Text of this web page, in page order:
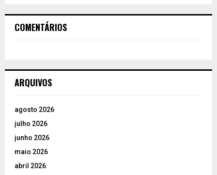
COMENTÁRIOS
ARQUIVOS
agosto 2026
julho 2026
junho 2026
maio 2026
abril 2026